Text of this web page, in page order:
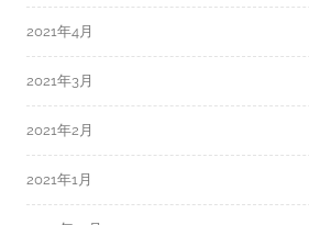
2021年4月
2021年3月
2021年2月
2021年1月